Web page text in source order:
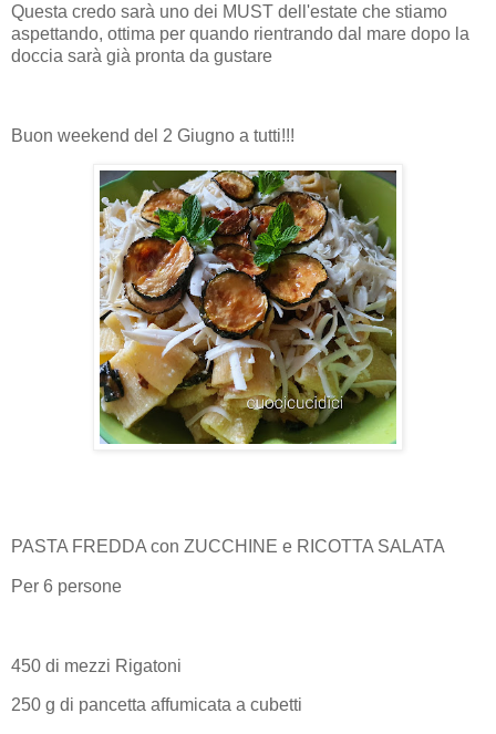
Questa credo sarà uno dei MUST dell'estate che stiamo
aspettando, ottima per quando rientrando dal mare dopo la
doccia sarà già pronta da gustare
Buon weekend del 2 Giugno a tutti!!!
PASTA FREDDA con ZUCCHINE e RICOTTA SALATA
Per 6 persone
450 di mezzi Rigatoni
250 g di pancetta affumicata a cubetti